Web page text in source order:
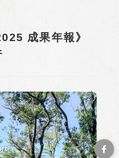
成果年報》